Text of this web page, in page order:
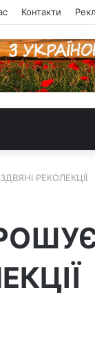
Контакти
РЕКОЛЕКЦІЇ